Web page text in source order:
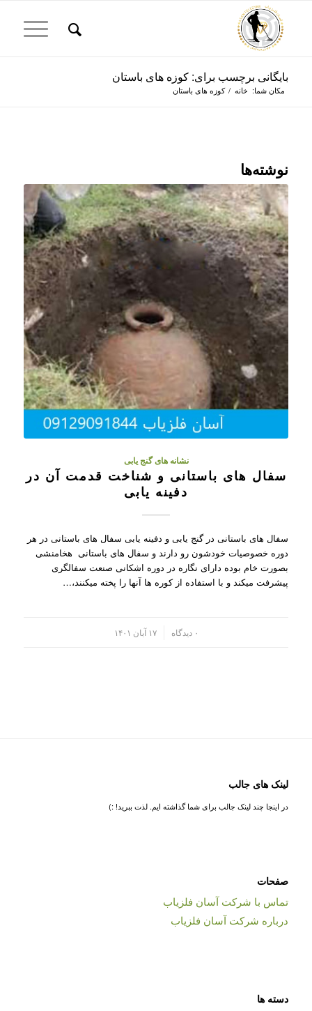
بایگانی برچسب برای: کوزه های باستان
مکان شما: خانه / کوزه های باستان
نوشته‌ها
نشانه های گنج یابی
سفال های باستانی و شناخت قدمت آن در
دفینه یابی
سفال های باستانی در گنج یابی و دفینه یابی سفال های باستانی در هر
دوره خصوصیات خودشون رو دارند و سفال های باستانی هخامنشی
بصورت خام بوده دارای نگاره در دوره اشکانی صنعت سفالگری
پیشرفت میکند و با استفاده از کوره ها آنها را پخته میکنند،…
۰ دیدگاه ۱۷ آبان ۱۴۰۱
لینک های جالب
در اینجا چند لینک جالب برای شما گذاشته ایم. لذت ببرید! :)
صفحات
تماس با شرکت آسان فلزیاب
درباره شرکت آسان فلزیاب
دسته ها